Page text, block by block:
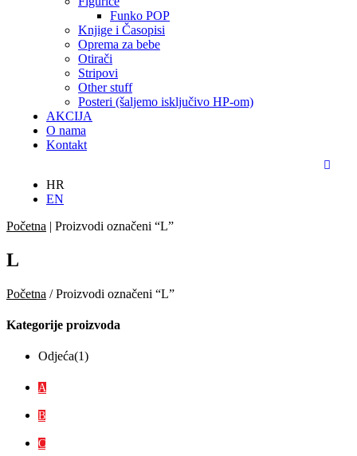
Funko POP
Knjige i Časopisi
Oprema za bebe
Otirači
Stripovi
Other stuff
Posteri (šaljemo isključivo HP-om)
AKCIJA
O nama
Kontakt
HR
EN
Početna | Proizvodi označeni “L”
L
Početna / Proizvodi označeni “L”
Kategorije proizvoda
Odjeća(1)
A
B
C